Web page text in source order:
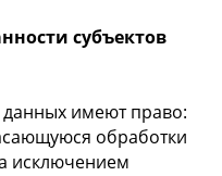
субъектов
имеют право:
обработки
исключением